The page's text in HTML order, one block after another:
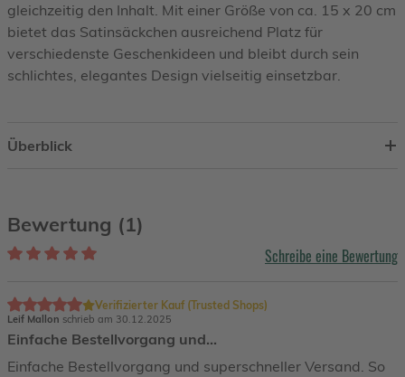
gleichzeitig den Inhalt. Mit einer Größe von ca. 15 x 20 cm
bietet das Satinsäckchen ausreichend Platz für
verschiedenste Geschenkideen und bleibt durch sein
schlichtes, elegantes Design vielseitig einsetzbar.
Überblick
Bewertung (1)
Schreibe eine Bewertung
Leif Mallon schrieb am 30.12.2025
Verifizierter Kauf (Trusted Shops)
Einfache Bestellvorgang und…
Einfache Bestellvorgang und superschneller Versand. So